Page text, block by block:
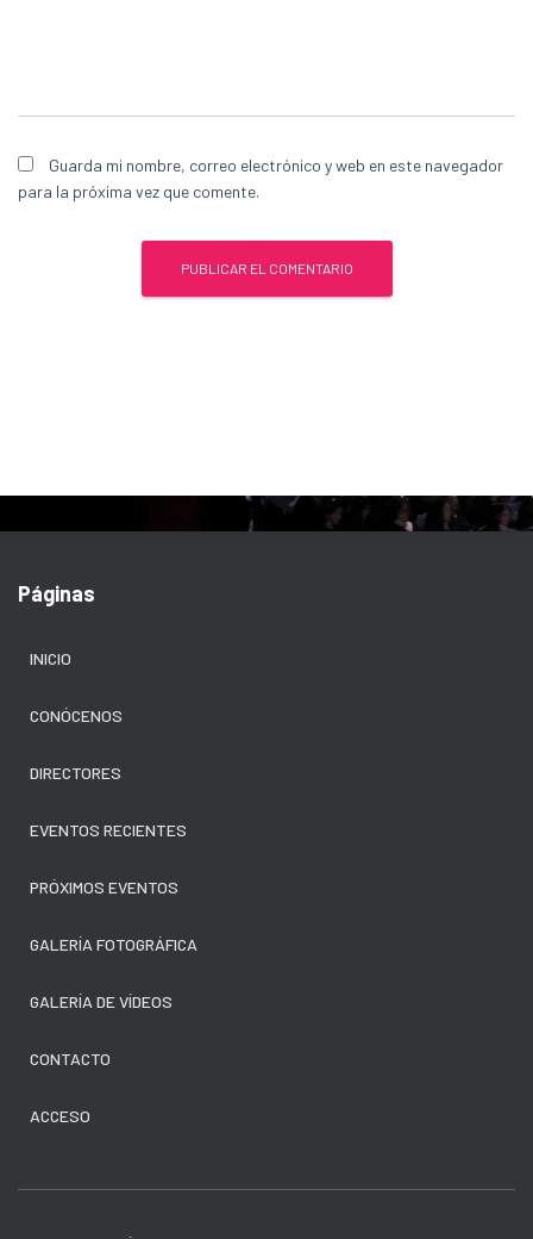
Guarda mi nombre, correo electrónico y web en este navegador
para la próxima vez que comente.
Páginas
INICIO
CONÓCENOS
DIRECTORES
EVENTOS RECIENTES
PRÓXIMOS EVENTOS
GALERÍA FOTOGRÁFICA
GALERÍA DE VÍDEOS
CONTACTO
ACCESO